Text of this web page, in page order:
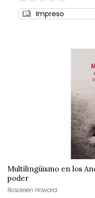
0%
Impreso
Multilingüismo en los
poder
Rosaleen Howard